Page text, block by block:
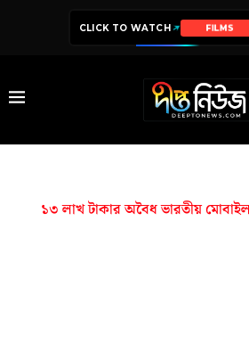
CLICK TO WATCH FILMS
১৩ লাখ টাকার অবৈধ ভারতীয়